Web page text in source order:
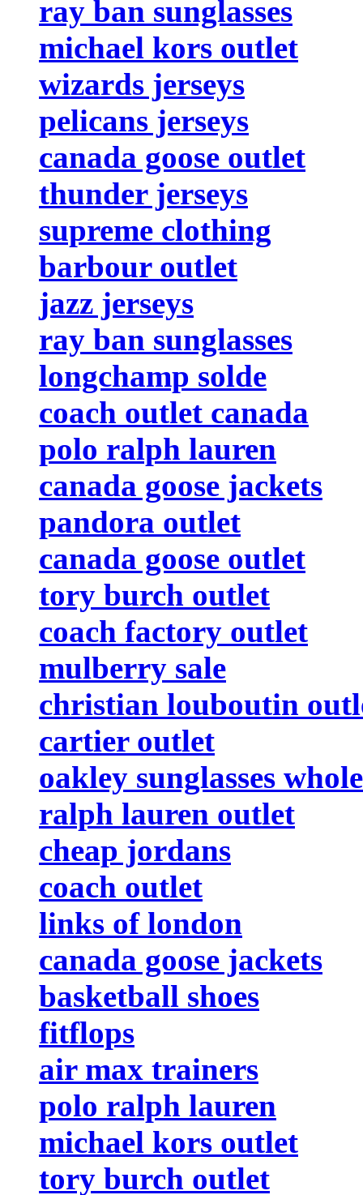
ray ban sunglasses
michael kors outlet
wizards jerseys
pelicans jerseys
canada goose outlet
thunder jerseys
supreme clothing
barbour outlet
jazz jerseys
ray ban sunglasses
longchamp solde
coach outlet canada
polo ralph lauren
canada goose jackets
pandora outlet
canada goose outlet
tory burch outlet
coach factory outlet
mulberry sale
christian louboutin
cartier outlet
oakley sunglasses
ralph lauren outlet
cheap jordans
coach outlet
links of london
canada goose jackets
basketball shoes
fitflops
air max trainers
polo ralph lauren
michael kors outlet
tory burch outlet